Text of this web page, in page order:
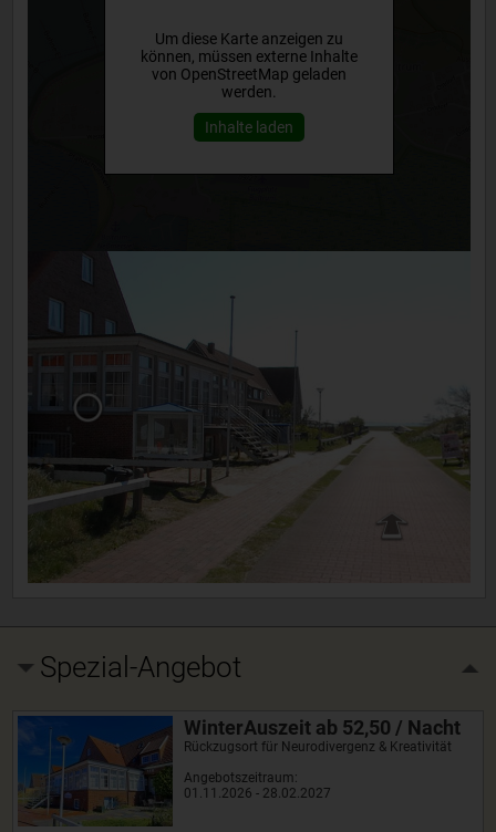
Um diese Karte anzeigen zu
können, müssen externe Inhalte
von OpenStreetMap geladen
werden.
Inhalte laden
Spezial-Angebot
WinterAuszeit ab 52,50 / Nacht
Rückzugsort für Neurodivergenz & Kreativität
Angebotszeitraum:
01.11.2026 - 28.02.2027